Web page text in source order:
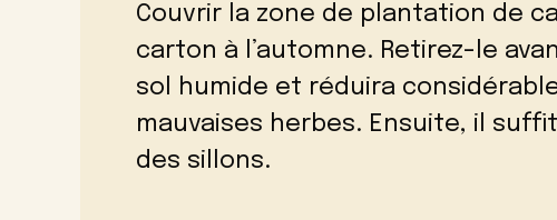
Couvrir la zone de plantation de
carton à l’automne. Retirez-le
sol humide et réduira
mauvaises herbes. Ensuite, il
des sillons.